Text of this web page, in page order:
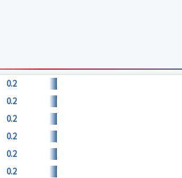
0.2
0.2
0.2
0.2
0.2
0.2